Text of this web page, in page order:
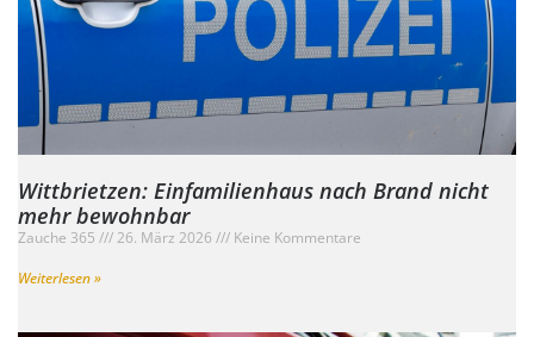
Wittbrietzen: Einfamilienhaus nach Brand nicht
mehr bewohnbar
Zauche 365 26. März 2026
Keine Kommentare
Weiterlesen »